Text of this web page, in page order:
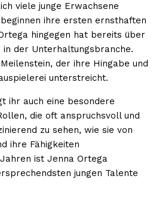
viele junge Erwachsene
ihre ersten ernsthaften
hingegen hat bereits über
der Unterhaltungsbranche.
der ihre Hingabe und
unterstreicht.
ihr auch eine besondere
die oft anspruchsvoll und
zu sehen, wie sie von
ihre Fähigkeiten
ist Jenna Ortega
jungen Talente